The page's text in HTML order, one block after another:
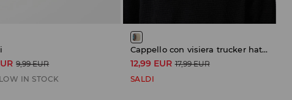
9,99 EUR
LOW IN STOCK
Cappello con visiera trucker hat Pokémon
12,99 EUR 17,99 EUR
SALDI